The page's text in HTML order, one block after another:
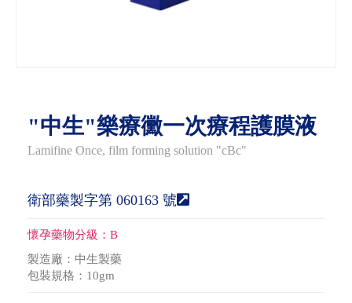
"中生"樂療黴一次療程護膜液
Lamifine Once, film forming solution "cBc"
衛部藥製字第 060163 號
懷孕藥物分級： B
製造廠：中生製藥
包裝規格：10gm